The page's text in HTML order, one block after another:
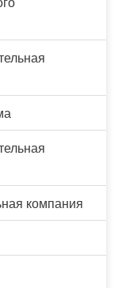
компания